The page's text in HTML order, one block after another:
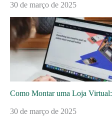
30 de março de 2025
Como Montar uma Loja Virtual:
30 de março de 2025